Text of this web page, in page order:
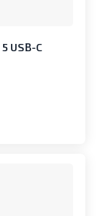
USB-C